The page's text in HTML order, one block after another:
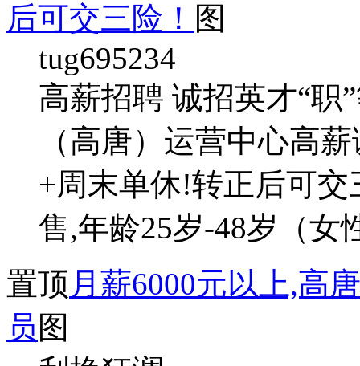
后可交三险！ 图
tug695234
高薪招聘 诚招英才“职
（高唐）运营中心高
+周末单休!转正后可
售,年龄25岁-48岁（女
置顶 月薪6000元以上,高
员 图